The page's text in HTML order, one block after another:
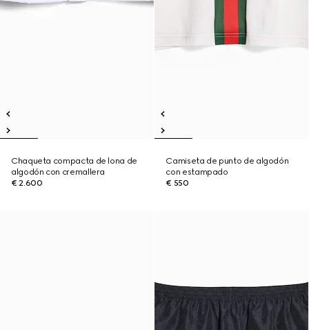
Chaqueta compacta de lona de
algodón con cremallera
€ 2.600
Camiseta de punto de algodón
con estampado
€ 550